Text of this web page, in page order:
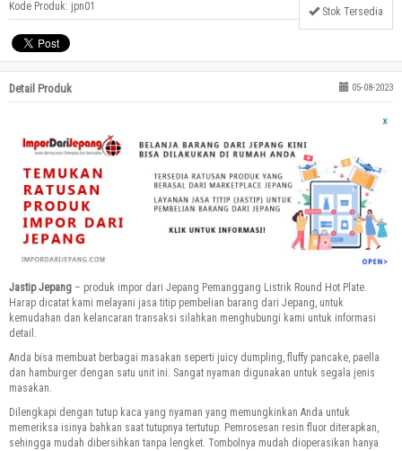
Kode Produk: jpn01 Stok Tersedia
Detail Produk 05-08-2023
Jastip Jepang – produk impor dari Jepang Pemanggang Listrik Round Hot Plate.
Harap dicatat kami melayani jasa titip pembelian barang dari Jepang, untuk
kemudahan dan kelancaran transaksi silahkan menghubungi kami untuk informasi
detail.
Anda bisa membuat berbagai masakan seperti juicy dumpling, fluffy pancake, paella
dan hamburger dengan satu unit ini. Sangat nyaman digunakan untuk segala jenis
masakan.
Dilengkapi dengan tutup kaca yang nyaman yang memungkinkan Anda untuk
memeriksa isinya bahkan saat tutupnya tertutup. Pemrosesan resin fluor diterapkan,
sehingga mudah dibersihkan tanpa lengket. Tombolnya mudah dioperasikan hanya